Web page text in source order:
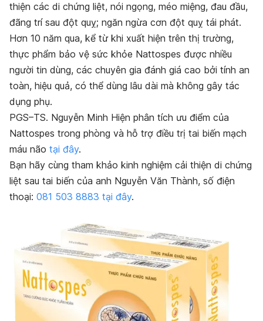
thiện các di chứng liệt, nói ngọng, méo miệng, đau đầu,
đãng trí sau đột quỵ; ngăn ngừa cơn đột quỵ tái phát.
Hơn 10 năm qua, kể từ khi xuất hiện trên thị trường,
thực phẩm bảo vệ sức khỏe Nattospes được nhiều
người tin dùng, các chuyên gia đánh giá cao bởi tính an
toàn, hiệu quả, có thể dùng lâu dài mà không gây tác
dụng phụ.
PGS–TS. Nguyễn Minh Hiện phân tích ưu điểm của
Nattospes trong phòng và hỗ trợ điều trị tai biến mạch
máu não tại đây.
Bạn hãy cùng tham khảo kinh nghiệm cải thiện di chứng
liệt sau tai biến của anh Nguyễn Văn Thành, số điện
thoại: 081 503 8883 tại đây.